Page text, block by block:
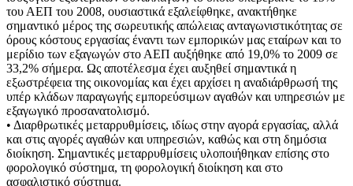
του ΑΕΠ του 2008, ουσιαστικά εξαλείφθηκε, ανακτήθηκε
σημαντικό μέρος της σωρευτικής απώλειας ανταγωνιστικότητας σε
όρους κόστους εργασίας έναντι των εμπορικών μας εταίρων και το
μερίδιο των εξαγωγών στο ΑΕΠ αυξήθηκε από 19,0% το 2009 σε
33,2% σήμερα. Ως αποτέλεσμα έχει αυξηθεί σημαντικά η
εξωστρέφεια της οικονομίας και έχει αρχίσει η αναδιάρθρωσή της
υπέρ κλάδων παραγωγής εμπορεύσιμων αγαθών και υπηρεσιών με
εξαγωγικό προσανατολισμό.
• Διαρθρωτικές μεταρρυθμίσεις, ιδίως στην αγορά εργασίας, αλλά
και στις αγορές αγαθών και υπηρεσιών, καθώς και στη δημόσια
διοίκηση. Σημαντικές μεταρρυθμίσεις υλοποιήθηκαν επίσης στο
φορολογικό σύστημα, τη φορολογική διοίκηση και στο
ασφαλιστικό σύστημα.